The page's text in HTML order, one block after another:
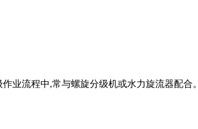
业流程中,常与螺旋分级机或水力旋流器配合。